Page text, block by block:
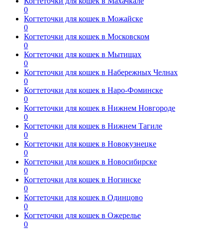
0
Когтеточки для кошек в Можайске
0
Когтеточки для кошек в Московском
0
Когтеточки для кошек в Мытищах
0
Когтеточки для кошек в Набережных Челнах
0
Когтеточки для кошек в Наро-Фоминске
0
Когтеточки для кошек в Нижнем Новгороде
0
Когтеточки для кошек в Нижнем Тагиле
0
Когтеточки для кошек в Новокузнецке
0
Когтеточки для кошек в Новосибирске
0
Когтеточки для кошек в Ногинске
0
Когтеточки для кошек в Одинцово
0
Когтеточки для кошек в Ожерелье
0